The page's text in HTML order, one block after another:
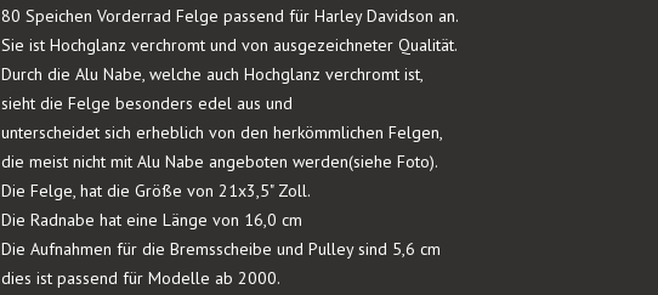
80 Speichen Vorderrad Felge passend für Harley Davidson an.
Sie ist Hochglanz verchromt und von ausgezeichneter Qualität.
Durch die Alu Nabe, welche auch Hochglanz verchromt ist,
sieht die Felge besonders edel aus und
unterscheidet sich erheblich von den herkömmlichen Felgen,
die meist nicht mit Alu Nabe angeboten werden(siehe Foto).
Die Felge, hat die Größe von 21x3,5" Zoll.
Die Radnabe hat eine Länge von 16,0 cm
Die Aufnahmen für die Bremsscheibe und Pulley sind 5,6 cm
dies ist passend für Modelle ab 2000.